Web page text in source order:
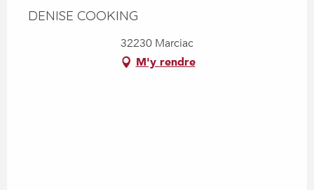
DENISE COOKING
32230 Marciac
M'y rendre